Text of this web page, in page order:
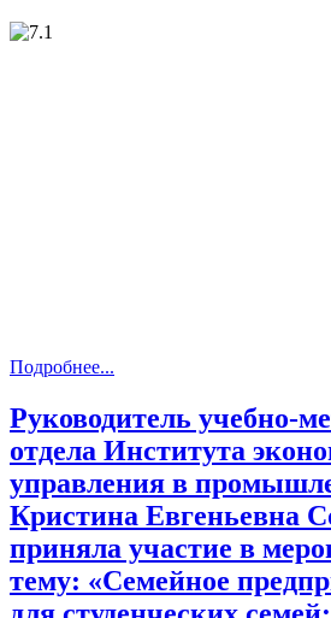
Подробнее...
Руководитель учебно-
отдела Института
управления в
Кристина Евгеньевна
приняла участие в
тему: «Семейное